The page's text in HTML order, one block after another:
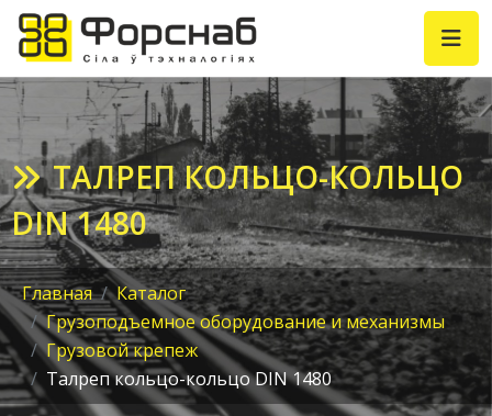
ТАЛРЕП КОЛЬЦО-КОЛЬЦО
DIN 1480
Главная
Каталог
Грузоподъемное оборудование и механизмы
Грузовой крепеж
Талреп кольцо-кольцо DIN 1480